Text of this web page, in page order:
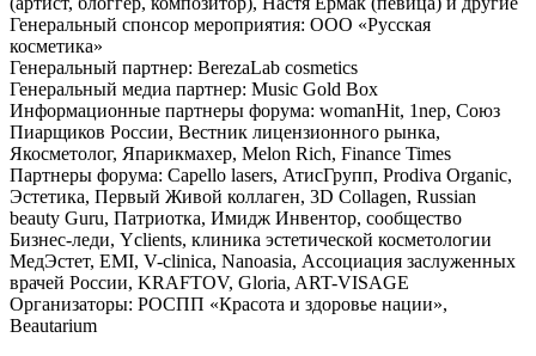
Генеральный спонсор мероприятия: ООО «Русская
косметика»
Генеральный партнер: BerezaLab cosmetics
Генеральный медиа партнер: Music Gold Box
Информационные партнеры форума: womanHit, 1nep, Союз
Пиарщиков России, Вестник лицензионного рынка,
Якосметолог, Япарикмахер, Melon Rich, Finance Times
Партнеры форума: Capello lasers, АтисГрупп, Prodiva Organic,
Эстетика, Первый Живой коллаген, 3D Collagen, Russian
beauty Guru, Патриотка, Имидж Инвентор, сообщество
Бизнес-леди, Yclients, клиника эстетической косметологии
МедЭстет, EMI, V-clinica, Nanoasia, Ассоциация заслуженных
врачей России, KRAFTOV, Gloria, ART-VISAGE
Организаторы: РОСПП «Красота и здоровье нации»,
Beautarium